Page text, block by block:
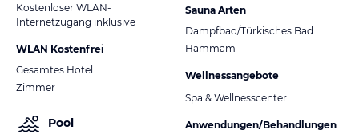
Kostenloser WLAN-
Internetzugang inklusive
WLAN Kostenfrei
Gesamtes Hotel
Zimmer
Pool
Sauna Arten
Dampfbad/Türkisches Bad
Hammam
Wellnessangebote
Spa & Wellnesscenter
Anwendungen/Behandlungen